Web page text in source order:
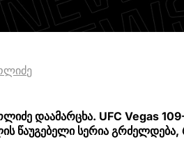
დაამარცხა. UFC Vegas
წაუგებელი სერია